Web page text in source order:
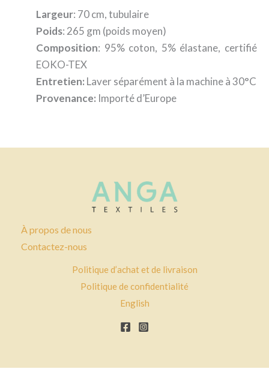
Largeur: 70 cm, tubulaire
Poids: 265 gm (poids moyen)
Composition: 95% coton, 5% élastane, certifié
EOKO-TEX
Entretien: Laver séparément à la machine à 30°C
Provenance: Importé d’Europe
À propos de nous
Contactez-nous
Politique d’achat et de livraison
Politique de confidentialité
English